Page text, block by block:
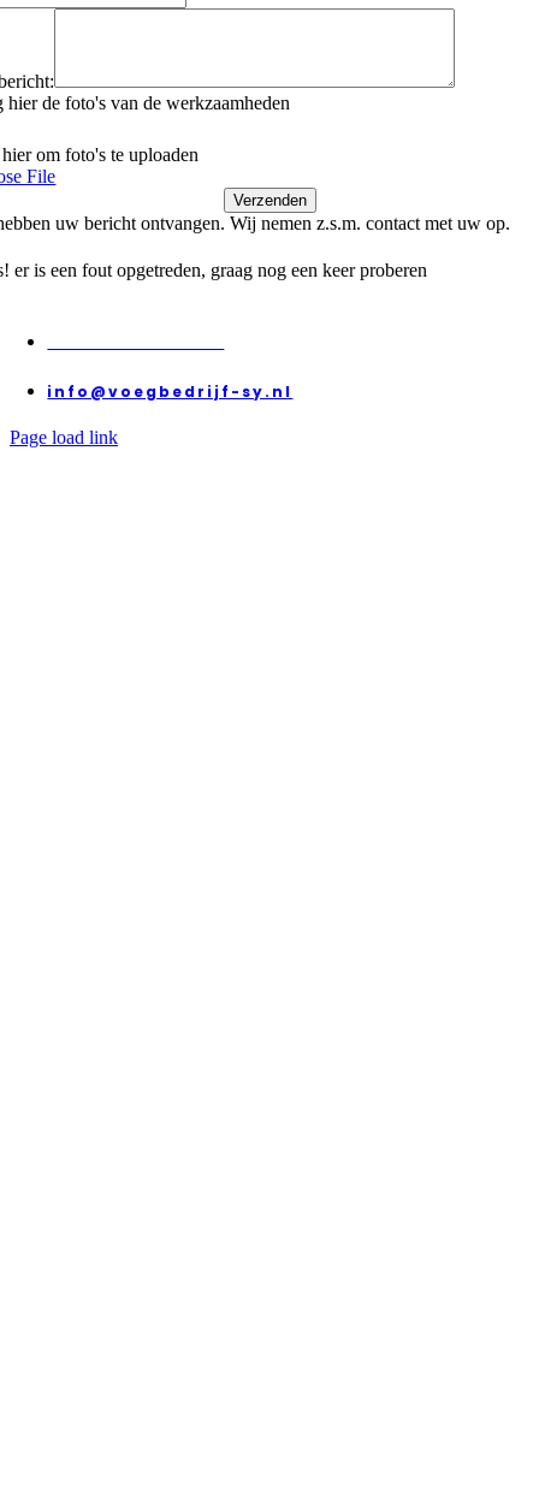
hier de foto's van de werkzaamheden
om foto's te uploaden
File
Verzenden
uw bericht ontvangen. Wij nemen z.s.m. contact met uw op.
er is een fout opgetreden, graag nog een keer proberen
info@voegbedrijf-sy.nl
Page load link